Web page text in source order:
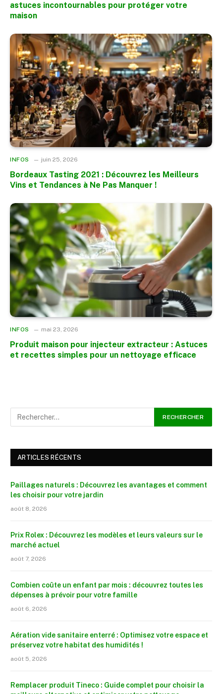
astuces incontournables pour protéger votre
maison
INFOS juin 25, 2026
Bordeaux Tasting 2021 : Découvrez les Meilleurs
Vins et Tendances à Ne Pas Manquer !
INFOS mai 23, 2026
Produit maison pour injecteur extracteur : Astuces
et recettes simples pour un nettoyage efficace
ARTICLES RÉCENTS
Paillages naturels : Découvrez les avantages et comment
les choisir pour votre jardin
août 8, 2026
Prix Rolex : Découvrez les modèles et leurs valeurs sur le
marché actuel
août 7, 2026
Combien coûte un enfant par mois : découvrez toutes les
dépenses à prévoir pour votre famille
août 6, 2026
Aération vide sanitaire enterré : Optimisez votre espace et
préservez votre habitat des humidités !
août 5, 2026
Remplacer produit Tineco : Guide complet pour choisir la